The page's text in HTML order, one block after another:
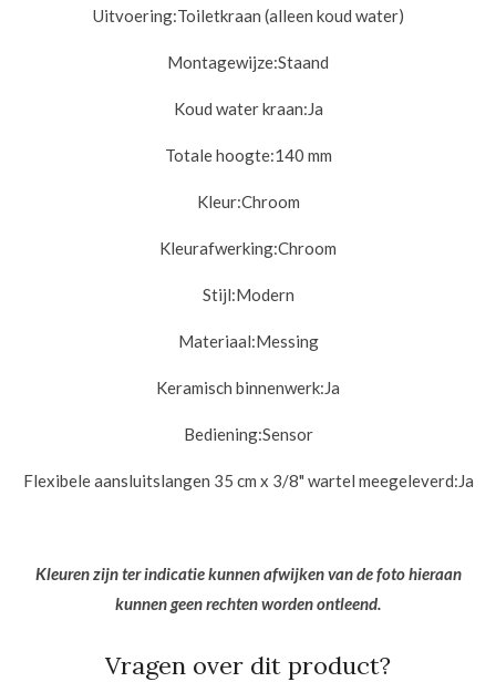
Uitvoering:Toiletkraan (alleen koud water)
Montagewijze:Staand
Koud water kraan:Ja
Totale hoogte:140 mm
Kleur:Chroom
Kleurafwerking:Chroom
Stijl:Modern
Materiaal:Messing
Keramisch binnenwerk:Ja
Bediening:Sensor
Flexibele aansluitslangen 35 cm x 3/8" wartel meegeleverd:Ja
Kleuren zijn ter indicatie kunnen afwijken van de foto hieraan
kunnen geen rechten worden ontleend.
Vragen over dit product?